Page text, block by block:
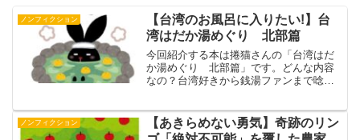
ノンフィクション
【台湾のお風呂に入りたい!】台
湾はだか湯めぐり 北部篇
今回紹介する本は捲猫さんの「台湾はだ
か湯めぐり 北部篇」です。どんな内容
なの？台湾好きから銭湯ファンまで唸ら
良しな、北投・烏来・金山・紗帽山の湯
めぐりガイド１６選。台湾...
ノンフィクション
【あきらめない勇気】奇跡のリン